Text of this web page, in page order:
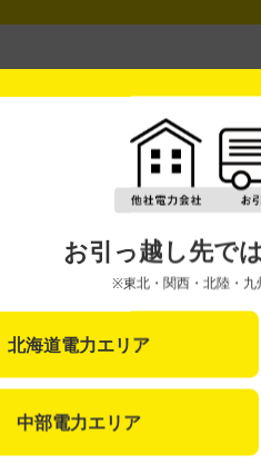
お引っ越し
よくあるご
カンタン
お引っ越し先で
※東北・関西・北陸・九
北海道電力エリア
中部電力エリア